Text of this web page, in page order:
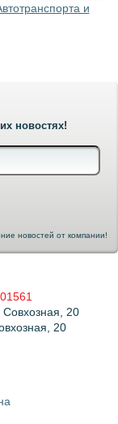
и
новостях!
новостей от компании!
Совхозная, 20
20